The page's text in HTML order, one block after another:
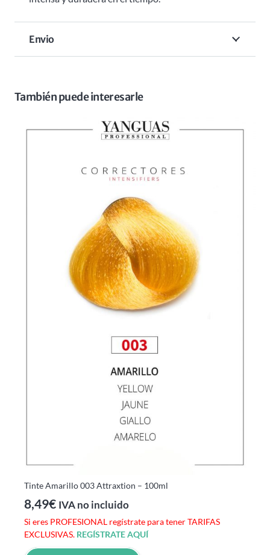
Envio
También puede interesarle
Tinte Amarillo 003 Attraxtion – 100ml
8,49€ IVA no incluido
Si eres PROFESIONAL regístrate para tener TARIFAS
EXCLUSIVAS. REGÍSTRATE AQUÍ